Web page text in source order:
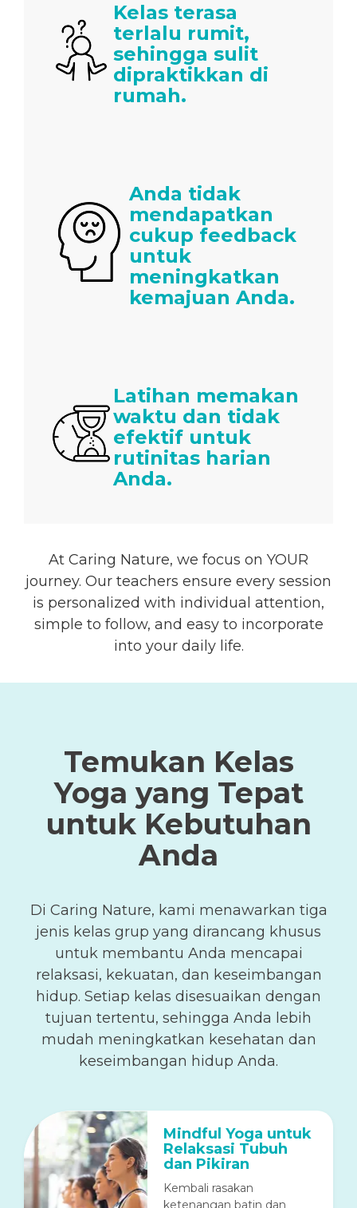
Kelas terasa
terlalu rumit,
sehingga sulit
dipraktikkan di
rumah.
Anda tidak
mendapatkan
cukup feedback
untuk
meningkatkan
kemajuan Anda.
Latihan memakan
waktu dan tidak
efektif untuk
rutinitas harian
Anda.
At Caring Nature, we focus on YOUR
journey. Our teachers ensure every session
is personalized with individual attention,
simple to follow, and easy to incorporate
into your daily life.
Temukan Kelas
Yoga yang Tepat
untuk Kebutuhan
Anda
Di Caring Nature, kami menawarkan tiga
jenis kelas grup yang dirancang khusus
untuk membantu Anda mencapai
relaksasi, kekuatan, dan keseimbangan
hidup. Setiap kelas disesuaikan dengan
tujuan tertentu, sehingga Anda lebih
mudah meningkatkan kesehatan dan
keseimbangan hidup Anda.
Mindful Yoga untuk
Relaksasi Tubuh
dan Pikiran
Kembali rasakan
ketenangan batin dan